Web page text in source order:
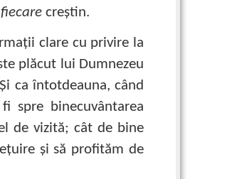
creştin.
clare cu privire la
plăcut lui Dumnezeu
ca întotdeauna, când
spre binecuvântarea
de vizită; cât de bine
şi să profităm de